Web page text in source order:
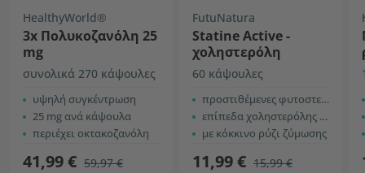
HealthyWorld®
3x Πολυκοζανόλη 25
mg
συνολικά 270 κάψουλες
υψηλή συγκέντρωση
25 mg ανά κάψουλα
περιέχει οκτακοζανόλη
41,99 € 59,97 €
FutuNatura
Statine Active -
χοληστερόλη
60 κάψουλες
προστιθέμενες φυτοστερόλες σόγιας
επίπεδα χοληστερόλης στο αίμα
με κόκκινο ρύζι ζύμωσης
11,99 € 15,99 €